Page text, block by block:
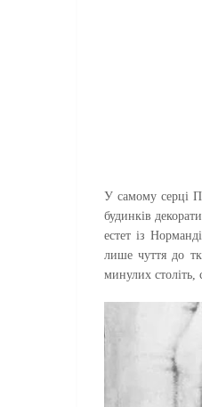
У самому серці
будинків
естет із
лише чуття до
минулих століть,